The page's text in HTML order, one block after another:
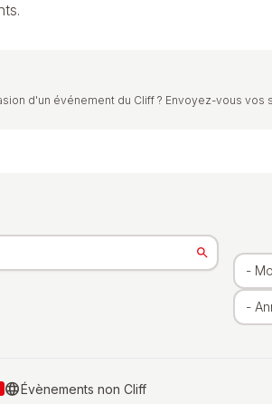
d'un événement du Cliff ? Envoyez-vous vos
languageÉvènements non Cliff